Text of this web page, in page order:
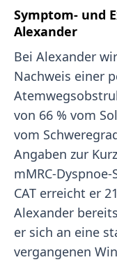
Symptom- und
Alexander
Bei Alexander
Nachweis einer
von 66 % vom
vom
Angaben zur
mMRC-
CAT erreicht er
Alexander
er sich an eine
vergangenen